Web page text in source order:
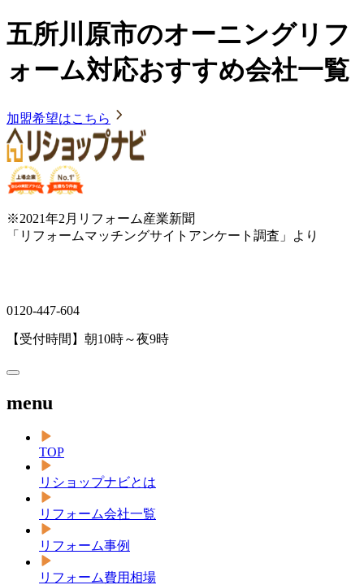
五所川原市のオーニングリフ
ォーム対応おすすめ会社一覧
加盟希望はこちら
※2021年2月リフォーム産業新聞
「リフォームマッチングサイトアンケート調査」より
0120-447-604
【受付時間】朝10時～夜9時
menu
TOP
リショップナビとは
リフォーム会社一覧
リフォーム事例
リフォーム費用相場